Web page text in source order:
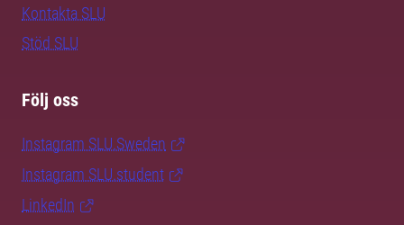
Kontakta SLU
Stöd SLU
Följ oss
Instagram SLU.Sweden
Instagram SLU.student
LinkedIn